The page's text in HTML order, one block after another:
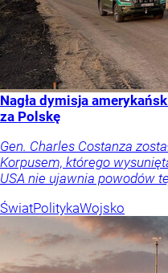
Nagła dymisja
za Polskę
Gen. Charles Costanza
Korpusem, którego
USA nie ujawnia powodów
ŚwiatPolitykaWojsko